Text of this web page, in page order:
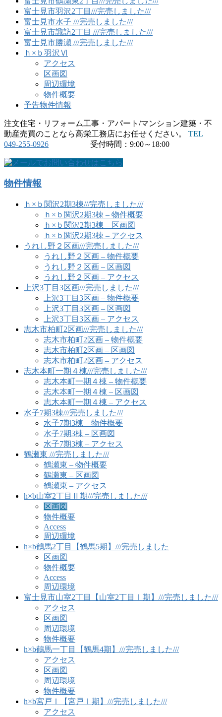
富士見市羽沢2丁目///完売しました///
富士見市水子 ///完売しました///
富士見市諏訪2丁目 ///完売しました///
富士見市勝瀬 ///完売しました///
ｈ×ｂ羽沢Ⅵ
アクセス
区画図
周辺環境
物件概要
予告物件情報
注文住宅・リフォーム工事・アパート/マンション建築・不
動産売買のことなら高栄工務店にお任せください。
TEL
049-255-0926
受付時間：9:00～18:00
物件情報
ｈ×ｂ関沢2期3棟///完売しました///
ｈ×ｂ関沢2期3棟 – 物件概要
ｈ×ｂ関沢2期3棟 – 区画図
ｈ×ｂ関沢2期3棟 – アクセス
うれし野２区画///完売しました///
うれし野２区画 – 物件概要
うれし野２区画 – 区画図
うれし野２区画 – アクセス
上沢3丁目3区画///完売しました///
上沢3丁目3区画 – 物件概要
上沢3丁目3区画 – 区画図
上沢3丁目3区画 – アクセス
志木市柏町2区画///完売しました///
志木市柏町2区画 – 物件概要
志木市柏町2区画 – 区画図
志木市柏町2区画 – アクセス
志木本町一期４棟///完売しました///
志木本町一期４棟 – 物件概要
志木本町一期４棟 – 区画図
志木本町一期４棟 – アクセス
水子7期3棟///完売しました///
水子7期3棟 – 物件概要
水子7期3棟 – 区画図
水子7期3棟 – アクセス
鶴瀬東 ///完売しました///
鶴瀬東 – 物件概要
鶴瀬東 – 区画図
鶴瀬東 – アクセス
h×b山室2丁目Ⅱ期///完売しました///
区画図
物件概要
Access
周辺環境
h×b鶴馬2丁目【鶴馬5期】///完売しました
区画図
物件概要
Access
周辺環境
富士見市山室2丁目【山室2丁目Ⅰ期】///完売しました///
アクセス
区画図
周辺環境
物件概要
h×b鶴馬一丁目【鶴馬4期】///完売しました///
アクセス
区画図
周辺環境
物件概要
h×b宮戸Ⅰ【宮戸Ⅰ期】///完売しました///
アクセス